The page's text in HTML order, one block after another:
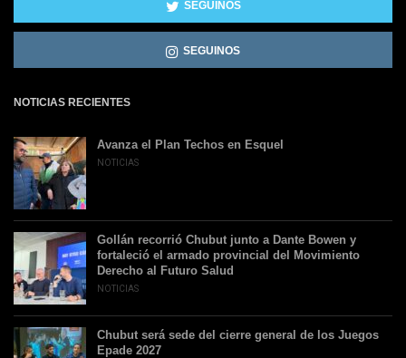
SEGUINOS
SEGUINOS
NOTICIAS RECIENTES
Avanza el Plan Techos en Esquel
NOTICIAS
Gollán recorrió Chubut junto a Dante Bowen y
fortaleció el armado provincial del Movimiento
Derecho al Futuro Salud
NOTICIAS
Chubut será sede del cierre general de los Juegos
Epade 2027